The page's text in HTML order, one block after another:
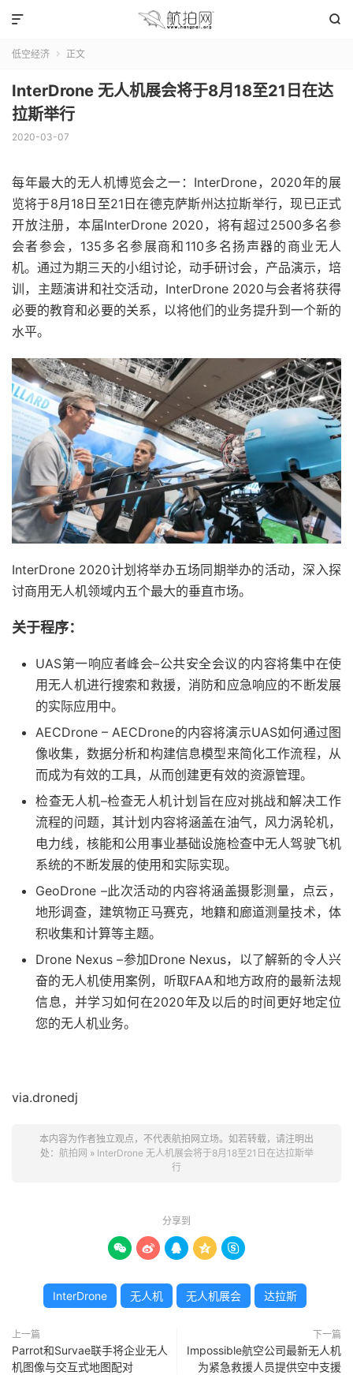


低空经济  正文
InterDrone 无人机展会将于8月18至21日在达
拉斯举行
2020-03-07
每年最大的无人机博览会之一： InterDrone，2020年的展
览将于8月18日至21日在德克萨斯州达拉斯举行，现已正式
开放注册，本届InterDrone 2020，将有超过2500多名参
会者参会，135多名参展商和110多名扬声器的商业无人
机。通过为期三天的小组讨论，动手研讨会，产品演示，培
训，主题演讲和社交活动，InterDrone 2020与会者将获得
必要的教育和必要的关系，以将他们的业务提升到一个新的
水平。
InterDrone 2020计划将举办五场同期举办的活动，深入探
讨商用无人机领域内五个最大的垂直市场。
关于程序：
UAS第一响应者峰会–公共安全会议的内容将集中在使
用无人机进行搜索和救援，消防和应急响应的不断发展
的实际应用中。
AECDrone – AECDrone的内容将演示UAS如何通过图
像收集，数据分析和构建信息模型来简化工作流程，从
而成为有效的工具，从而创建更有效的资源管理。
检查无人机–检查无人机计划旨在应对挑战和解决工作
流程的问题，其计划内容将涵盖在油气，风力涡轮机，
电力线，核能和公用事业基础设施检查中无人驾驶飞机
系统的不断发展的使用和实际实现。
GeoDrone –此次活动的内容将涵盖摄影测量，点云，
地形调查，建筑物正马赛克，地籍和廊道测量技术，体
积收集和计算等主题。
Drone Nexus –参加Drone Nexus，以了解新的令人兴
奋的无人机使用案例，听取FAA和地方政府的最新法规
信息，并学习如何在2020年及以后的时间更好地定位
您的无人机业务。
via.dronedj
本内容为作者独立观点，不代表航拍网立场。如若转载，请注明出
处： 航拍网 » InterDrone 无人机展会将于8月18至21日在达拉斯举
行
分享到
    
InterDrone 无人机 无人机展会 达拉斯
上一篇
Parrot和Survae联手将企业无人
机图像与交互式地图配对
下一篇
Impossible航空公司最新无人机
为紧急救援人员提供空中支援